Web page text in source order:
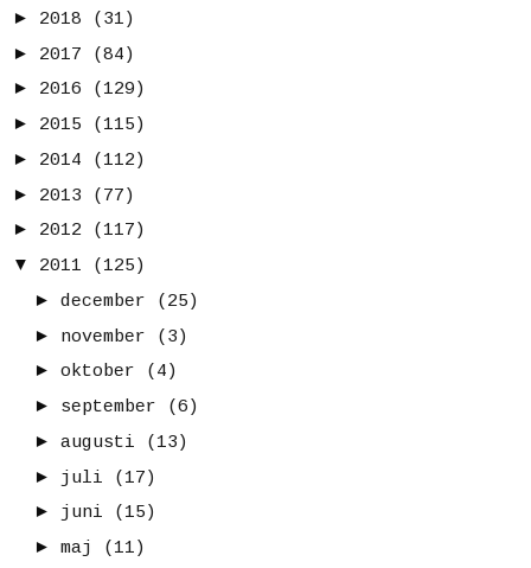
► 2018
(31)
► 2017
(84)
► 2016
(129)
► 2015
(115)
► 2014
(112)
► 2013
(77)
► 2012
(117)
▼
2011
(125)
► december
(25)
► november
(3)
► oktober
(4)
► september
(6)
► augusti
(13)
► juli
(17)
► juni
(15)
► maj
(11)